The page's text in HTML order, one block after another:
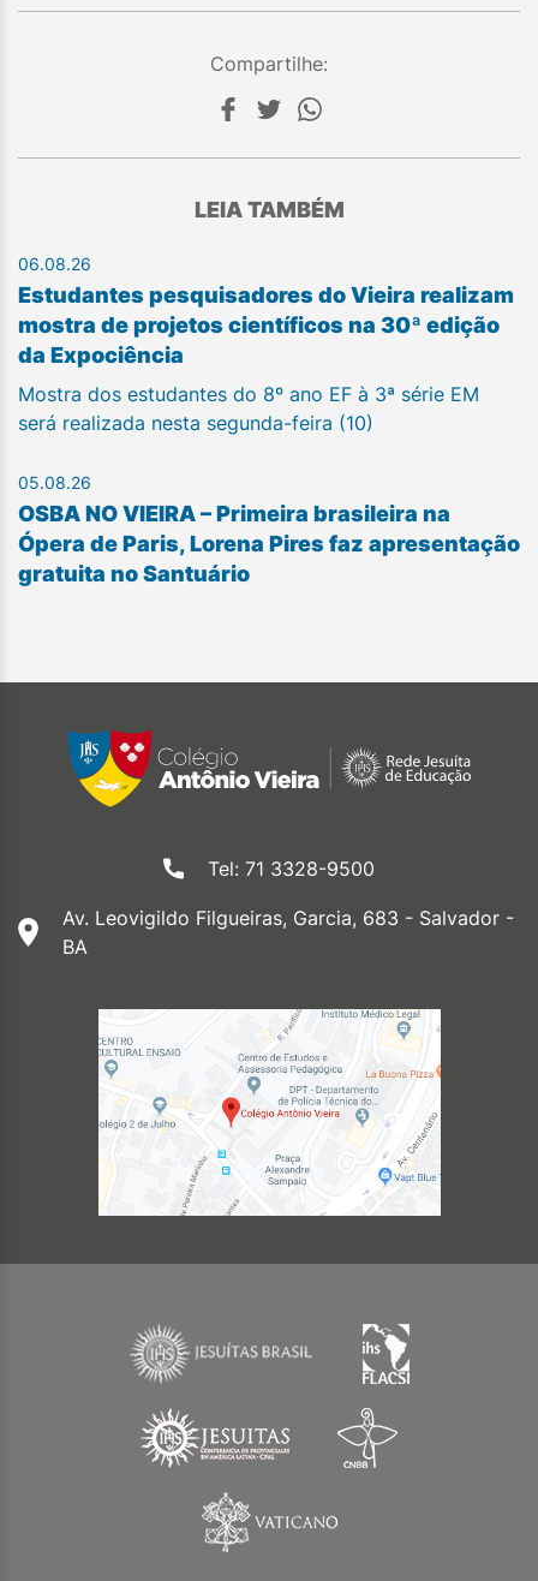
Compartilhe:
LEIA TAMBÉM
06.08.26
Estudantes pesquisadores do Vieira realizam
mostra de projetos científicos na 30ª edição
da Expociência
Mostra dos estudantes do 8º ano EF à 3ª série EM
será realizada nesta segunda-feira (10)
05.08.26
OSBA NO VIEIRA – Primeira brasileira na
Ópera de Paris, Lorena Pires faz apresentação
gratuita no Santuário
Tel: 71 3328-9500
Av. Leovigildo Filgueiras, Garcia, 683 - Salvador -
BA